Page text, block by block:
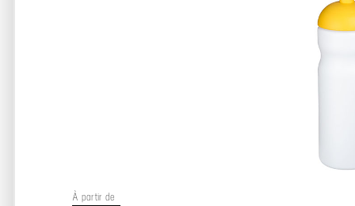
À partir de